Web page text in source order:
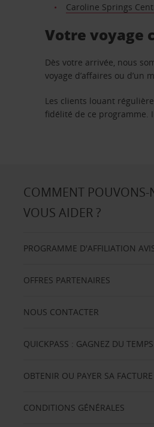
Caroline Springs
Votre voyage
Dès votre arrivée, nous
voyage d’affaires ou d’un
Les clients louant
fidélité de ce programme.
COMMENT POUVONS-
VOUS AIDER ?
PROGRAMME D'AFFILIATION
OFFRES PARTENAIRES
NOUS CONTACTER
QUICKPASS : GAGNEZ DU TEMPS
OBTENIR OU PAYER SA FACTURE
CONDITIONS GÉNÉRALES